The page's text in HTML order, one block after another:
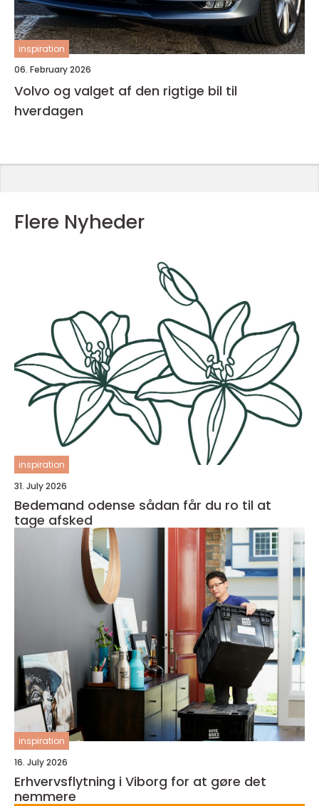
inspiration
06. February 2026
Volvo og valget af den rigtige bil til
hverdagen
Flere Nyheder
inspiration
31. July 2026
Bedemand odense sådan får du ro til at
tage afsked
inspiration
16. July 2026
Erhvervsflytning i Viborg for at gøre det
nemmere